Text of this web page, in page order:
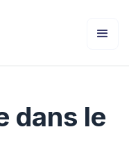
dans le